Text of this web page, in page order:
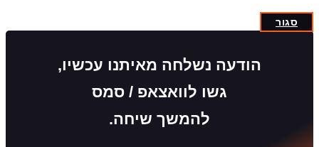
סגור
הודעה נשלחה מאיתנו עכשיו,
גשו לוואצאפ / סמס
להמשך שיחה.